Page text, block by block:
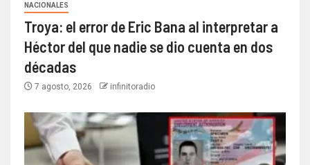
NACIONALES
Troya: el error de Eric Bana al interpretar a
Héctor del que nadie se dio cuenta en dos
décadas
7 agosto, 2026 infinitoradio